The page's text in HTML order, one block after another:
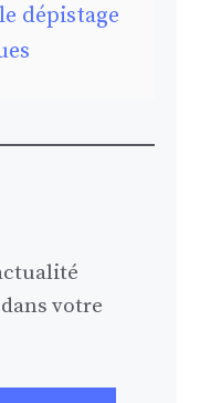
dépistage
votre